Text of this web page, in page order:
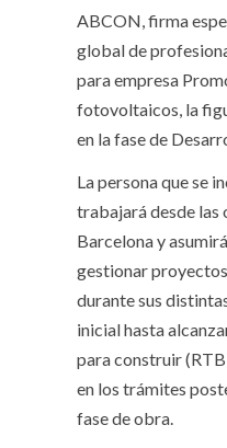
ABCON, firma
global de
para empresa
fotovoltaicos, la
en la fase de
La persona que se
trabajará desde las
Barcelona y
gestionar
durante sus
inicial hasta
para construir
en los trámites
fase de obra.